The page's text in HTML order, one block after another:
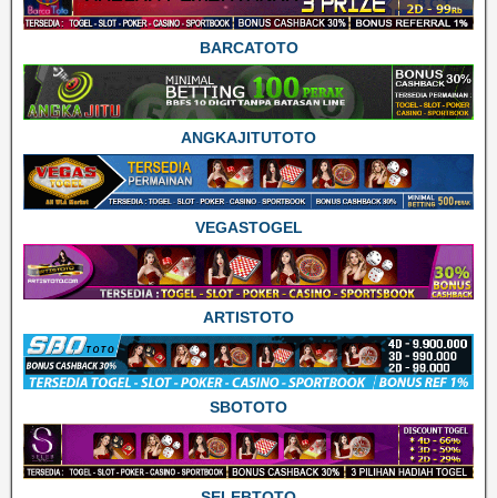
BARCATOTO
ANGKAJITUTOTO
VEGASTOGEL
ARTISTOTO
SBOTOTO